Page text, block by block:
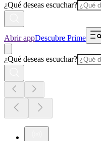
¿Qué deseas escuchar?
Abrir appDescubre Prime
¿Qué deseas escuchar?